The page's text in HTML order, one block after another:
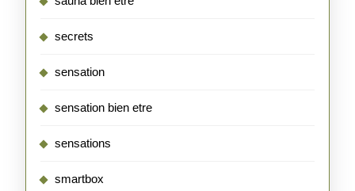
secrets
sensation
sensation bien etre
sensations
smartbox